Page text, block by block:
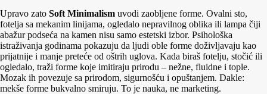
Upravo zato Soft Minimalism uvodi zaobljene forme. Ovalni sto,
fotelja sa mekanim linijama, ogledalo nepravilnog oblika ili lampa čiji
abažur podseća na kamen nisu samo estetski izbor. Psihološka
istraživanja godinama pokazuju da ljudi oble forme doživljavaju kao
prijatnije i manje preteće od oštrih uglova. Kada biraš fotelju, stočić ili
ogledalo, traži forme koje imitiraju prirodu – nežne, fluidne i tople.
Mozak ih povezuje sa prirodom, sigurnošću i opuštanjem. Dakle:
mekše forme bukvalno smiruju. To je nauka, ne marketing.